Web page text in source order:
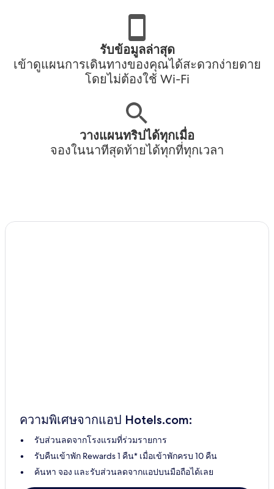
รับข้อมูลล่าสุด
เข้าดูแผนการเดินทางของคุณได้สะดวกง่ายดาย
โดยไม่ต้องใช้ Wi-Fi
วางแผนทริปได้ทุกเมื่อ
จองในนาทีสุดท้ายได้ทุกที่ทุกเวลา
ความพิเศษจากแอป Hotels.com:
รับส่วนลดจากโรงแรมที่ร่วมรายการ
รับคืนเข้าพัก Rewards 1 คืน* เมื่อเข้าพักครบ 10 คืน
ค้นหา จอง และรับส่วนลดจากแอปบนมือถือได้เลย